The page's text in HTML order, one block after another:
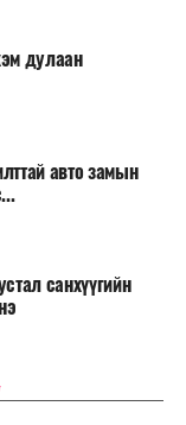
зугаалга,
зохион
орон тоо бий
төрийн албан
арга
засгийн нөхцөл
эдгээр
юм.
дулаан
авто замын
санхүүгийн